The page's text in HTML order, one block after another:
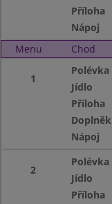
Příloha
Nápoj
Menu
Chod
1
Polévka
Jídlo
Příloha
Doplněk
Nápoj
2
Polévka
Jídlo
Příloha